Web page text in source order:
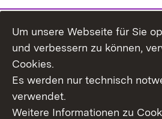
Themenübersicht
Um unsere Webseite für Sie
und verbessern zu können,
Cookies.
Es werden nur technisch
verwendet.
Weitere Informationen zu